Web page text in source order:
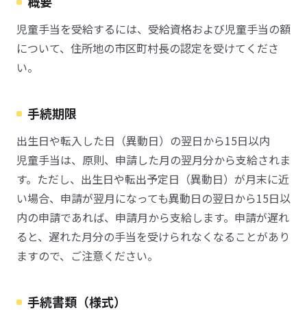
児童手当を受給するには、受給資格および児童手当の額
について、住所地の市区町村長の認定を受けてくださ
い。
手続期限
出生日や転入した日（異動日）の翌日から15日以内
児童手当は、原則、申請した月の翌月分から支給されま
す。ただし、出生日や転出予定日（異動日）が月末に近
い場合、申請が翌月になっても異動日の翌日から15日以
内の申請であれば、申請月から支給します。申請が遅れ
ると、遅れた月分の手当を受けられなくなることがあり
ますので、ご注意ください。
手続書類（様式）